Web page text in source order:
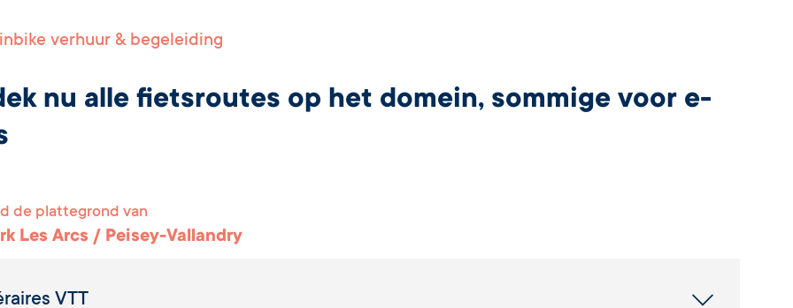
verhuur & begeleiding
nu alle fietsroutes op het domein, sommige voor e-
de plattegrond van
Les Arcs / Peisey-Vallandry